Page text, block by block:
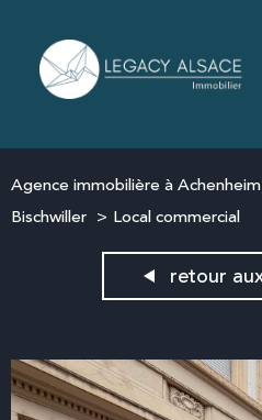
Agence immobilière à Achenheim
Bischwiller
Local commercial
retour